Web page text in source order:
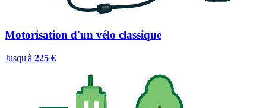
Motorisation d'un vélo classique
Jusqu'à 225 €